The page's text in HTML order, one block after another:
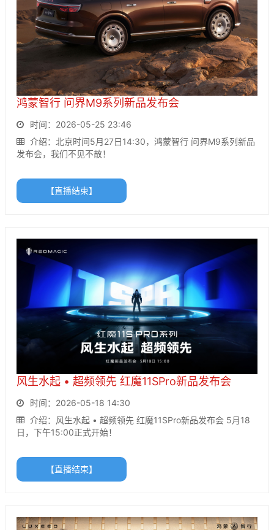
鸿蒙智行 问界M9系列新品发布会
时间：2026-05-25 23:46
介绍：北京时间5月27日14:30，鸿蒙智行 问界M9系列新品
发布会，我们不见不散！
【直播结束】
风生水起 • 超频领先 红魔11SPro新品发布会
时间：2026-05-18 14:30
介绍：风生水起 • 超频领先 红魔11SPro新品发布会 5月18
日，下午15:00正式开始！
【直播结束】